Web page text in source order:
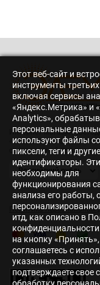
Интернет-магазин
«Элемент света».
светодиодной продукции
Политика персональных
Этот веб-сайт и
инструменты
включая сервисы
«Яндекс.Метрика» и
Analytics»,
персональные
используют файлы
пиксели, теги и другие
идентификаторы.
необходимы для
функционирования
анализа его работы,
итд, как описано в
на кнопку
соглашаетесь с
указанных
подтверждаете свое
обработку